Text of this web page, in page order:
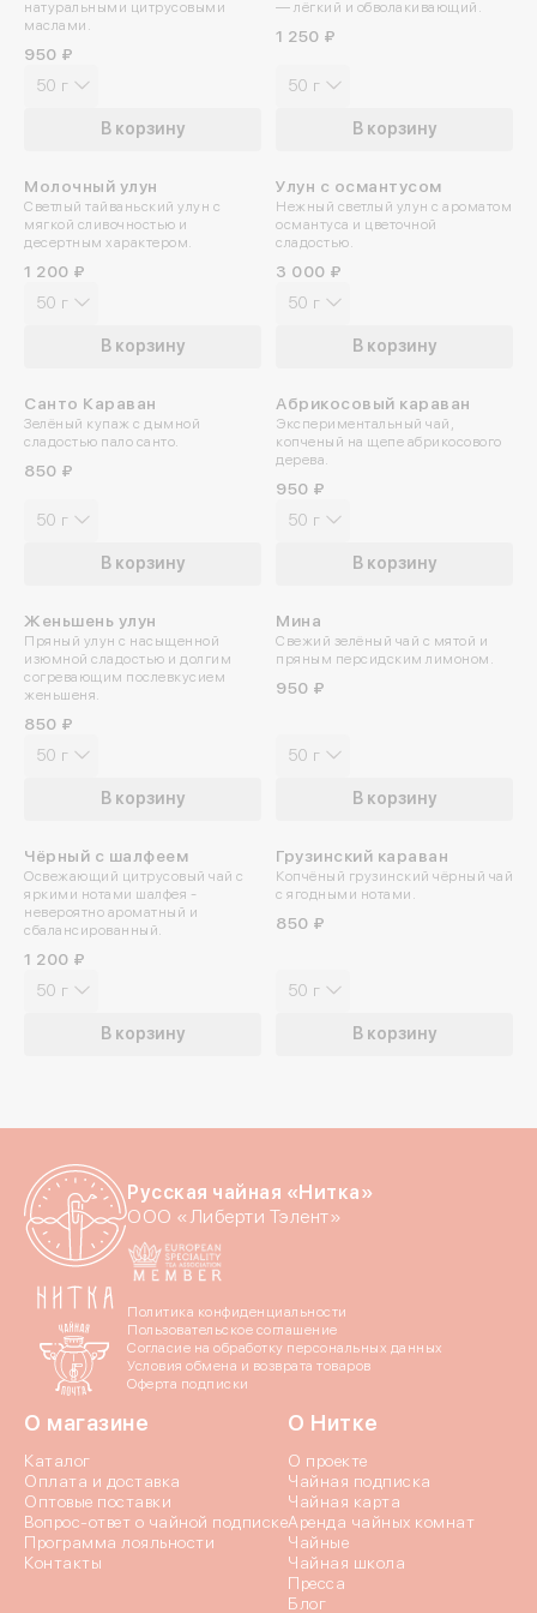
натуральными цитрусовыми
маслами.
950 ₽
В корзину
50 г
— лёгкий и обволакивающий.
1 250 ₽
В корзину
50 г
Молочный улун
Светлый тайваньский улун с
мягкой сливочностью и
десертным характером.
1 200 ₽
В корзину
50 г
Улун с османтусом
Нежный светлый улун с ароматом
османтуса и цветочной
сладостью.
3 000 ₽
В корзину
50 г
Санто Караван
Зелёный купаж с дымной
сладостью пало санто.
850 ₽
В корзину
50 г
Абрикосовый караван
Экспериментальный чай,
копченый на щепе абрикосового
дерева.
950 ₽
В корзину
50 г
Женьшень улун
Пряный улун с насыщенной
изюмной сладостью и долгим
согревающим послевкусием
женьшеня.
850 ₽
В корзину
50 г
Мина
Свежий зелёный чай с мятой и
пряным персидским лимоном.
950 ₽
В корзину
50 г
Чёрный с шалфеем
Освежающий цитрусовый чай с
яркими нотами шалфея -
невероятно ароматный и
сбалансированный.
1 200 ₽
В корзину
50 г
Грузинский караван
Копчёный грузинский чёрный чай
с ягодными нотами.
850 ₽
В корзину
50 г
Русская чайная «Нитка»
ООО «Либерти Тэлент»
Политика конфиденциальности
Пользовательское соглашение
Согласие на обработку персональных данных
Условия обмена и возврата товаров
Оферта подписки
О магазине
Каталог
Оплата и доставка
Оптовые поставки
Вопрос-ответ о чайной подписке
Программа лояльности
Контакты
О Нитке
О проекте
Чайная подписка
Чайная карта
Аренда чайных комнат
Чайные
Чайная школа
Пресса
Блог
По номеру телефона
Даю согласие c